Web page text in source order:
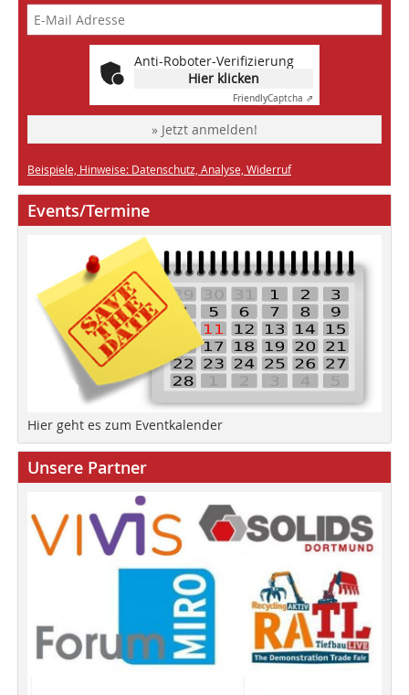
Anti-Roboter-Verifizierung
Hier klicken
FriendlyCaptcha ⇗
» Jetzt anmelden!
Beispiele, Hinweise: Datenschutz, Analyse, Widerruf
Events/Termine
Hier geht es zum Eventkalender
Unsere Partner